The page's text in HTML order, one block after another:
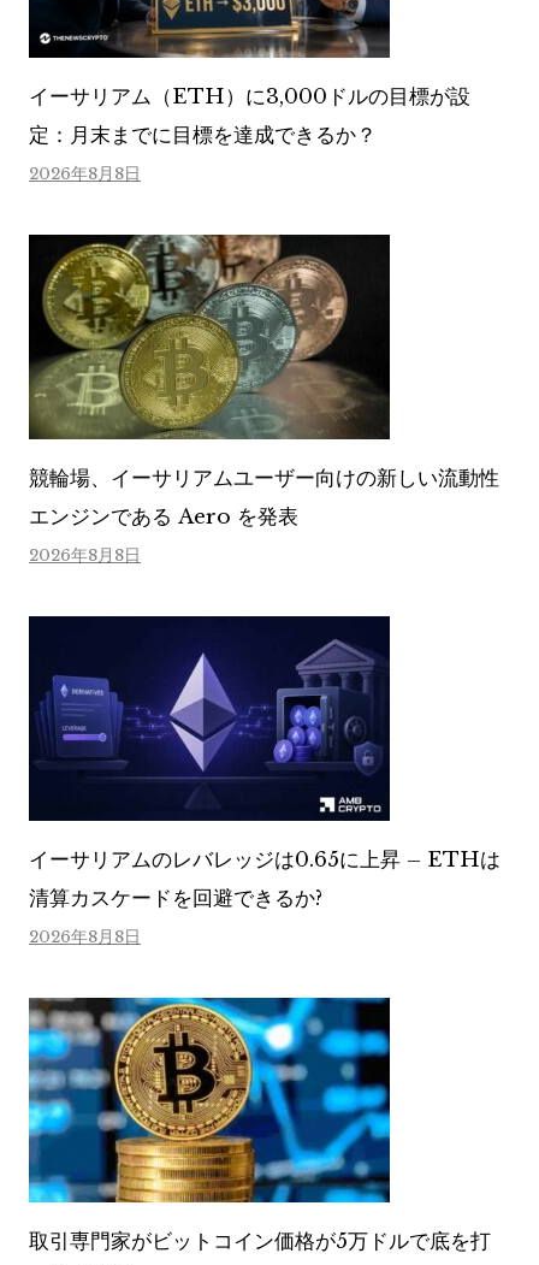
イーサリアム（ETH）に3,000ドルの目標が設
定：月末までに目標を達成できるか？
2026年8月8日
競輪場、イーサリアムユーザー向けの新しい流動性
エンジンである Aero を発表
2026年8月8日
イーサリアムのレバレッジは0.65に上昇 – ETHは
清算カスケードを回避できるか?
2026年8月8日
取引専門家がビットコイン価格が5万ドルで底を打